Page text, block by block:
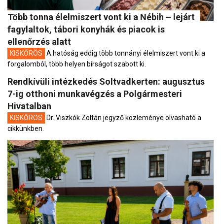
Több tonna élelmiszert vont ki a Nébih – lejárt
fagylaltok, tábori konyhák és piacok is
ellenőrzés alatt
KISKŐRÖS A hatóság eddig több tonnányi élelmiszert vont ki a
forgalomból, több helyen bírságot szabott ki.
Rendkívüli intézkedés Soltvadkerten: augusztus
7-ig otthoni munkavégzés a Polgármesteri
Hivatalban
KISKŐRÖS
Dr. Viszkók Zoltán jegyző közleménye olvasható a
cikkünkben.